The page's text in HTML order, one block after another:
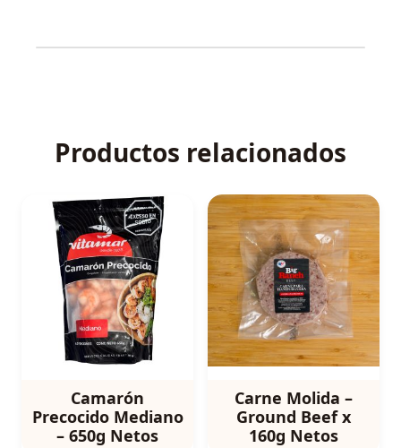
Productos relacionados
Camarón
Precocido Mediano
– 650g Netos
Carne Molida –
Ground Beef x
160g Netos